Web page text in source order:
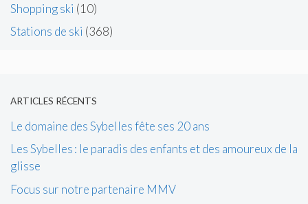
Shopping ski (10)
Stations de ski (368)
ARTICLES RÉCENTS
Le domaine des Sybelles fête ses 20 ans
Les Sybelles : le paradis des enfants et des amoureux de la
glisse
Focus sur notre partenaire MMV